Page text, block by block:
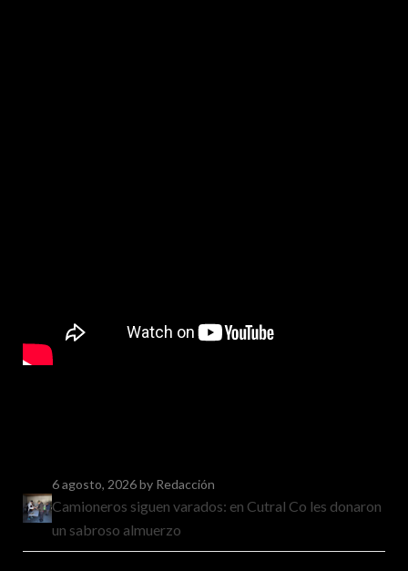
6 agosto, 2026by Redacción
Camioneros siguen varados: en Cutral Co les donaron
un sabroso almuerzo